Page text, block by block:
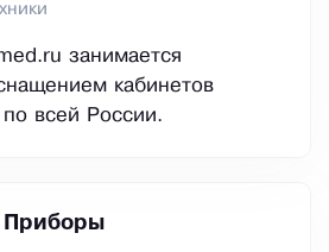
занимается
кабинетов
всей России.
Приборы